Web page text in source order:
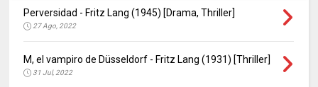
Perversidad - Fritz Lang (1945) [Drama, Thriller]
27 Ago, 2022
M, el vampiro de Düsseldorf - Fritz Lang (1931) [Thriller]
31 Jul, 2022